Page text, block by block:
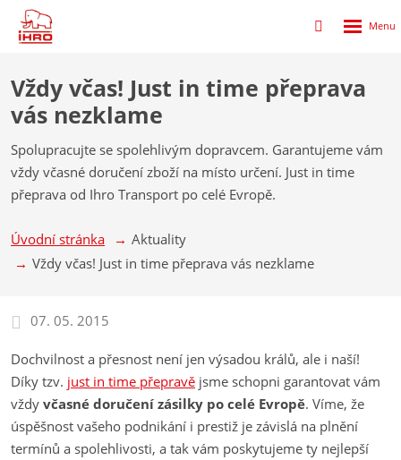
Přihlášení
zóny
Vždy včas! Just in time přeprava
vás nezklame
Spolupracujte se spolehlivým dopravcem. Garantujeme vám
vždy včasné doručení zboží na místo určení. Just in time
přeprava od Ihro Transport po celé Evropě.
Úvodní stránka
Aktuality
Vždy včas! Just in time přeprava vás nezklame
07. 05. 2015
Dochvilnost a přesnost není jen výsadou králů, ale i naší!
Díky tzv. just in time přepravě jsme schopni garantovat vám
vždy včasné doručení zásilky po celé Evropě. Víme, že
úspěšnost vašeho podnikání i prestiž je závislá na plnění
termínů a spolehlivosti, a tak vám poskytujeme ty nejlepší